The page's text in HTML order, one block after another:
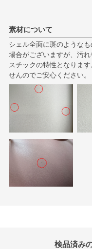
素材について
シェル全面に斑のような
場合がございますが、汚
スチックの特性となりま
せんのでご安心ください。
検品済み